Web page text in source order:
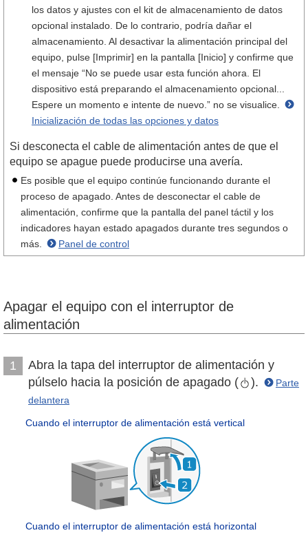
los datos y ajustes con el kit de almacenamiento de datos
opcional instalado. De lo contrario, podría dañar el
almacenamiento. Al desactivar la alimentación principal del
equipo, pulse [Imprimir] en la pantalla [Inicio] y confirme que
el mensaje “No se puede usar esta función ahora. El
dispositivo está preparando el almacenamiento opcional...
Espere un momento e intente de nuevo.” no se visualice.
Inicialización de todas las opciones y datos
Si desconecta el cable de alimentación antes de que el
equipo se apague puede producirse una avería.
Es posible que el equipo continúe funcionando durante el
proceso de apagado. Antes de desconectar el cable de
alimentación, confirme que la pantalla del panel táctil y los
indicadores hayan estado apagados durante tres segundos o
más.
Panel de control
Apagar el equipo con el interruptor de
alimentación
1
Abra la tapa del interruptor de alimentación y
púlselo hacia la posición de apagado (
).
Parte
delantera
Cuando el interruptor de alimentación está vertical
Cuando el interruptor de alimentación está horizontal